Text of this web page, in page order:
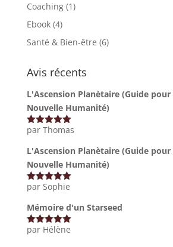
Coaching (1)
Ebook (4)
Santé & Bien-être (6)
Avis récents
L'Ascension Planètaire (Guide pour
Nouvelle Humanité)
Note 5sur
par Thomas
L'Ascension Planètaire (Guide pour
Nouvelle Humanité)
Note5sur
par Sophie
Mémoire d'un Starseed
Note5sur
par Hélène